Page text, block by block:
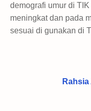
demografi umur di
meningkat dan pada
sesuai di gunakan di